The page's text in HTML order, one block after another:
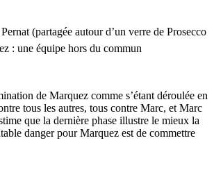
(partagée autour d’un verre de Prosecco
: une équipe hors du commun
de Marquez comme s’étant déroulée en
tous les autres, tous contre Marc, et Marc
que la dernière phase illustre le mieux la
danger pour Marquez est de commettre